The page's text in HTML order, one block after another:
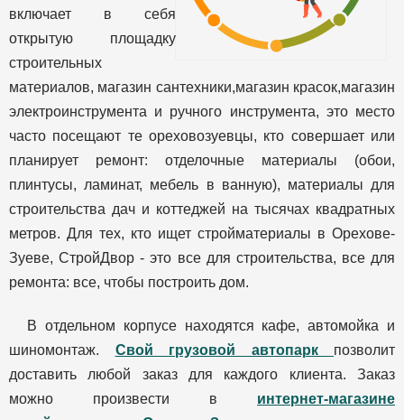
включает в себя
открытую площадку
строительных
материалов, магазин сантехники,магазин красок,магазин
электроинструмента и ручного инструмента, это место
часто посещают те ореховозуевцы, кто совершает или
планирует ремонт: отделочные материалы (обои,
плинтусы, ламинат, мебель в ванную), материалы для
строительства дач и коттеджей на тысячах квадратных
метров. Для тех, кто ищет стройматериалы в Орехове-
Зуеве, СтройДвор - это все для строительства, все для
ремонта: все, чтобы построить дом.
В отдельном корпусе находятся кафе, автомойка и
шиномонтаж. Свой грузовой автопарк позволит
доставить любой заказ для каждого клиента. Заказ
можно произвести в интернет-магазине